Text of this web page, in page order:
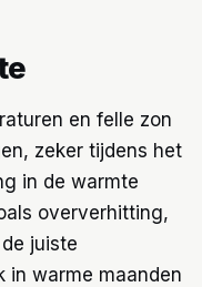
en felle zon
zeker tijdens het
in de warmte
oververhitting,
juiste
in warme maanden